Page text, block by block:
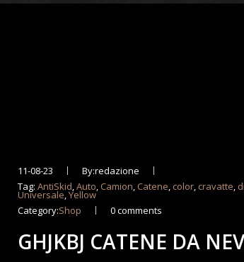
11-08-23
By:redazione
Tag:AntiSkid,Auto, Camion, Catene, color, cravatte,
Universale,Yellow
Category:Shop 0 comments
GHJKBJ CATENE DA